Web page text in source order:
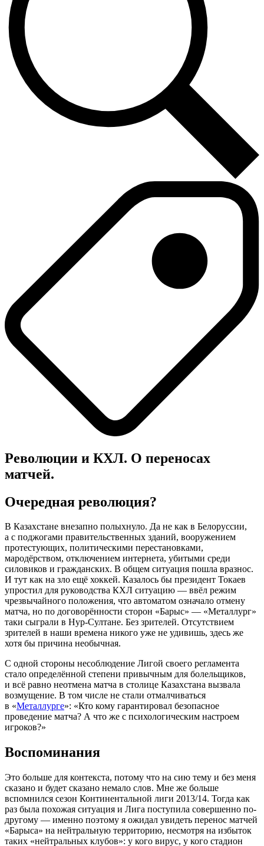
Революции и КХЛ. О переносах
матчей.
Очередная революция?
В Казахстане внезапно полыхнуло. Да не как в Белоруссии,
а с поджогами правительственных зданий, вооружением
протестующих, политическими перестановками,
мародёрством, отключением интернета, убитыми среди
силовиков и гражданских. В общем ситуация пошла вразнос.
И тут как на зло ещё хоккей. Казалось бы президент Токаев
упростил для руководства КХЛ ситуацию — ввёл режим
чрезвычайного положения, что автоматом означало отмену
матча, но по договорённости сторон «Барыс» — «Металлург»
таки сыграли в Нур-Султане. Без зрителей. Отсутствием
зрителей в наши времена никого уже не удивишь, здесь же
хотя бы причина необычная.
С одной стороны несоблюдение Лигой своего регламента
стало определённой степени привычным для болельщиков,
и всё равно неотмена матча в столице Казахстана вызвала
возмущение. В том числе не стали отмалчиваться
в «Металлурге»: «Кто кому гарантировал безопасное
проведение матча? А что же с психологическим настроем
игроков?»
Воспоминания
Это больше для контекста, потому что на сию тему и без меня
сказано и будет сказано немало слов. Мне же больше
вспомнился сезон Континентальной лиги 2013/14. Тогда как
раз была похожая ситуация и Лига поступила совершенно по-
другому — именно поэтому я ожидал увидеть перенос матчей
«Барыса» на нейтральную территорию, несмотря на избыток
таких «нейтральных клубов»: у кого вирус, у кого стадион